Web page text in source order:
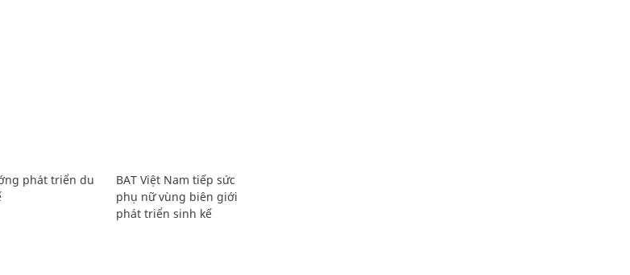
phát triển du
BAT Việt Nam tiếp sức
phụ nữ vùng biên giới
phát triển sinh kế